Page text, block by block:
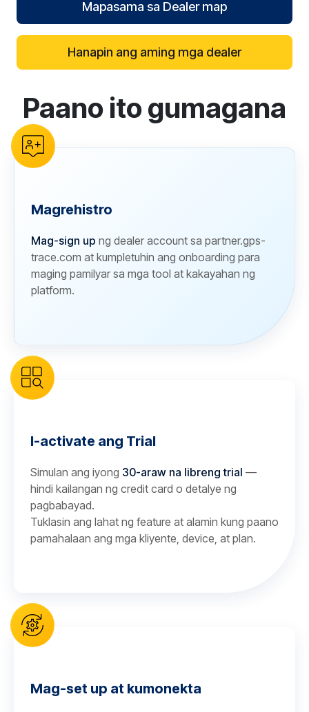
Mapasama sa Dealer map
Hanapin ang aming mga dealer
reCAPTCHA verification
Paano ito gumagana
Magrehistro
Mag-sign up ng dealer account sa partner.gps-
trace.com at kumpletuhin ang onboarding para
maging pamilyar sa mga tool at kakayahan ng
platform.
I-activate ang Trial
Simulan ang iyong 30-araw na libreng trial —
hindi kailangan ng credit card o detalye ng
pagbabayad.
Tuklasin ang lahat ng feature at alamin kung paano
pamahalaan ang mga kliyente, device, at plan.
Mag-set up at kumonekta